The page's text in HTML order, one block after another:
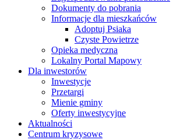
Dokumenty do pobrania
Informacje dla mieszkańców
Adoptuj Psiaka
Czyste Powietrze
Opieka medyczna
Lokalny Portal Mapowy
Dla inwestorów
Inwestycje
Przetargi
Mienie gminy
Oferty inwestycyjne
Aktualności
Centrum kryzysowe